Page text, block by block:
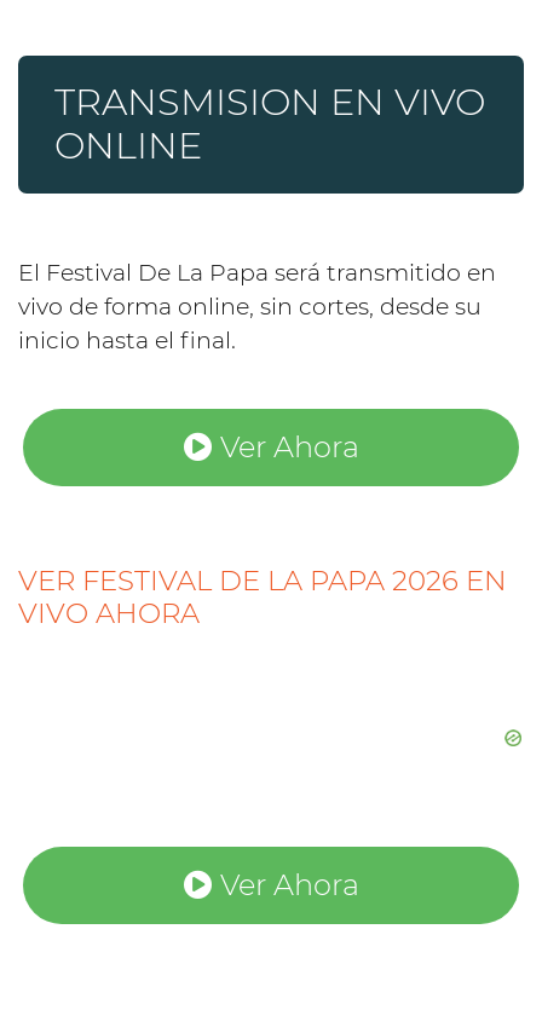
TRANSMISION EN VIVO
ONLINE
El Festival De La Papa será transmitido en
vivo de forma online, sin cortes, desde su
inicio hasta el final.
Ver Ahora
VER FESTIVAL DE LA PAPA 2026 EN
VIVO AHORA
Ver Ahora